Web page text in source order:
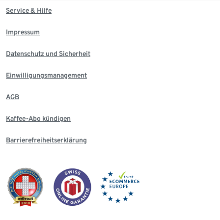
Service & Hilfe
Impressum
Datenschutz und Sicherheit
Einwilligungsmanagement
AGB
Kaffee-Abo kündigen
Barrierefreiheitserklärung